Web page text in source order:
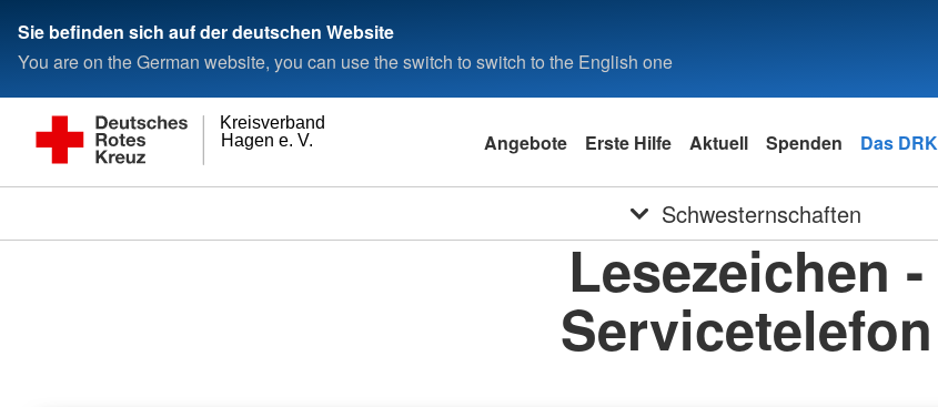
Sie befinden sich auf der deutschen Website
You are on the German website, you can use the switch to switch to the English one
Hagen e. V.
Kreisverband
Angebote Erste Hilfe Aktuell Spenden Das DRK
Schwesternschaften
Lesezeichen -
Servicetelefon